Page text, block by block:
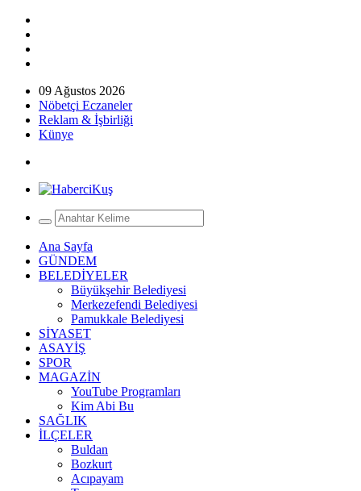
09 Ağustos 2026
Nöbetçi Eczaneler
Reklam & İşbirliği
Künye
Ana Sayfa
GÜNDEM
BELEDİYELER
Büyükşehir Belediyesi
Merkezefendi Belediyesi
Pamukkale Belediyesi
SİYASET
ASAYİŞ
SPOR
MAGAZİN
YouTube Programları
Kim Abi Bu
SAĞLIK
İLÇELER
Buldan
Bozkurt
Acıpayam